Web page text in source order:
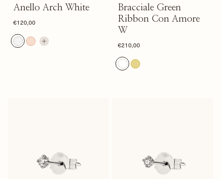
Anello Arch White
€120,00
Bracciale Green
Ribbon Con Amore
W
€210,00